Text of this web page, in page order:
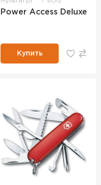
Power Access Deluxe
Купить